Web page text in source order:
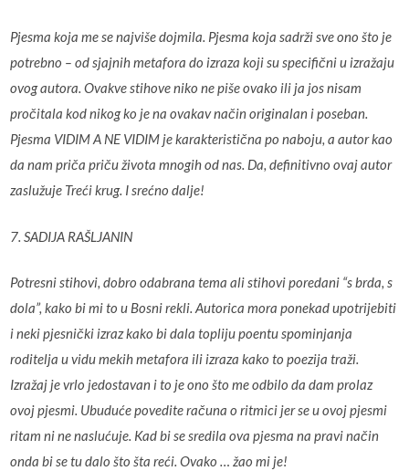
Pjesma koja me se najviše dojmila. Pjesma koja sadrži sve ono što je
potrebno – od sjajnih metafora do izraza koji su specifični u izražaju
ovog autora. Ovakve stihove niko ne piše ovako ili ja jos nisam
pročitala kod nikog ko je na ovakav način originalan i poseban.
Pjesma VIDIM A NE VIDIM je karakteristična po naboju, a autor kao
da nam priča priču života mnogih od nas. Da, definitivno ovaj autor
zaslužuje Treći krug. I srećno dalje!
7. SADIJA RAŠLJANIN
Potresni stihovi, dobro odabrana tema ali stihovi poredani “s brda, s
dola”, kako bi mi to u Bosni rekli. Autorica mora ponekad upotrijebiti
i neki pjesnički izraz kako bi dala topliju poentu spominjanja
roditelja u vidu mekih metafora ili izraza kako to poezija traži.
Izražaj je vrlo jedostavan i to je ono što me odbilo da dam prolaz
ovoj pjesmi. Ubuduće povedite računa o ritmici jer se u ovoj pjesmi
ritam ni ne naslućuje. Kad bi se sredila ova pjesma na pravi način
onda bi se tu dalo što šta reći. Ovako … žao mi je!